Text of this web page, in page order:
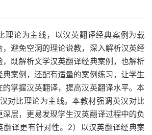
理论为主线，以汉英翻译经典案例为载
避免空洞的理论说教，深入解析汉英经
既解析文学汉英翻译经典案例，也解析
案例，还配有适量的案例练习，让学生
掌握汉英翻译，提高汉英翻译水平。本
对比理论为主线。本教材强调英汉对比
层，更易发现学生汉英翻译过程中的负
翻译更有针对性。2）以汉英翻译经典案